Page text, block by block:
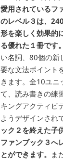
愛用されているフ
のレベル３は、
形を楽しく効果的
る優れた１冊です。
い名詞、80個の新
要な文法ポイント
きます。全10ユニ
て、読み書きの練
キングアクティビ
ようデザインされ
ック２を終えた子
ファンブック３へ
とができます。 ま